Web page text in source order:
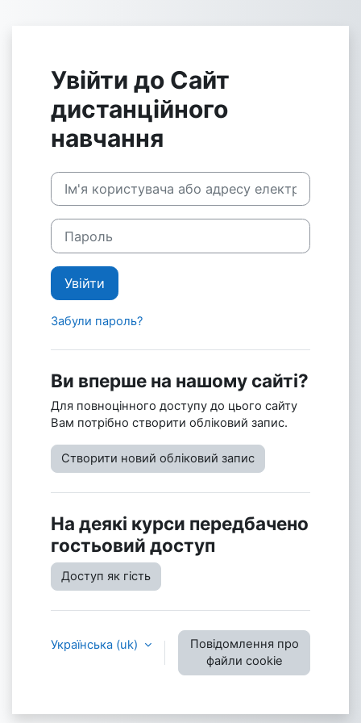
Увійти до Сайт
дистанційного
навчання
Пропустити створення нового екаунту
Ім'я користувача або адресу електронної пошти
Пароль
Увійти
Забули пароль?
Ви вперше на нашому сайті?
Для повноцінного доступу до цього сайту
Вам потрібно створити обліковий запис.
Створити новий обліковий запис
На деякі курси передбачено
гостьовий доступ
Доступ як гість
Українська ‎(uk)‎
Повідомлення про
файли cookie